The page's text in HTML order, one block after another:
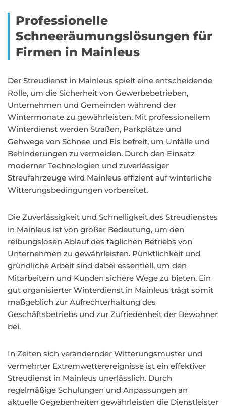
Professionelle
Schneeräumungslösungen für
Firmen in Mainleus
Der Streudienst in Mainleus spielt eine entscheidende
Rolle, um die Sicherheit von Gewerbebetrieben,
Unternehmen und Gemeinden während der
Wintermonate zu gewährleisten. Mit professionellem
Winterdienst werden Straßen, Parkplätze und
Gehwege von Schnee und Eis befreit, um Unfälle und
Behinderungen zu vermeiden. Durch den Einsatz
moderner Technologien und zuverlässiger
Streufahrzeuge wird Mainleus effizient auf winterliche
Witterungsbedingungen vorbereitet.
Die Zuverlässigkeit und Schnelligkeit des Streudienstes
in Mainleus ist von großer Bedeutung, um den
reibungslosen Ablauf des täglichen Betriebs von
Unternehmen zu gewährleisten. Pünktlichkeit und
gründliche Arbeit sind dabei essentiell, um den
Mitarbeitern und Kunden sichere Wege zu bieten. Ein
gut organisierter Winterdienst in Mainleus trägt somit
maßgeblich zur Aufrechterhaltung des
Geschäftsbetriebs und zur Zufriedenheit der Bewohner
bei.
In Zeiten sich verändernder Witterungsmuster und
vermehrter Extremwetterereignisse ist ein effektiver
Streudienst in Mainleus unerlässlich. Durch
regelmäßige Schulungen und Anpassungen an
aktuelle Gegebenheiten gewährleisten die Dienstleister